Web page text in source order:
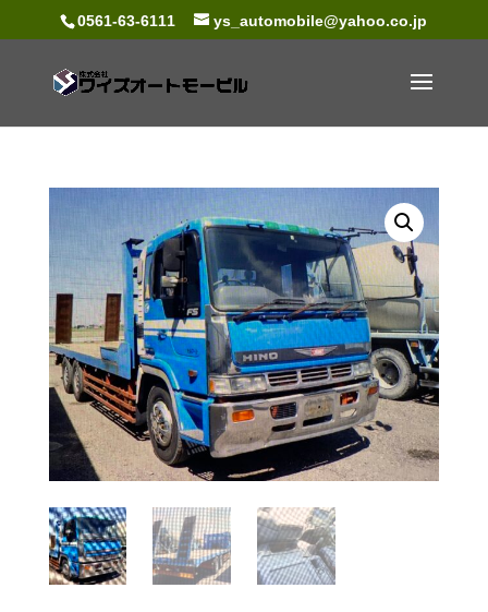
0561-63-6111 ys_automobile@yahoo.co.jp